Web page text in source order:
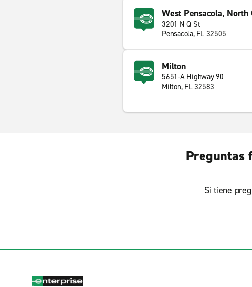
West Pensacola, North
3201 N Q St
Pensacola, FL 32505
Milton
5651-A Highway 90
Milton, FL 32583
Preguntas
Si tiene